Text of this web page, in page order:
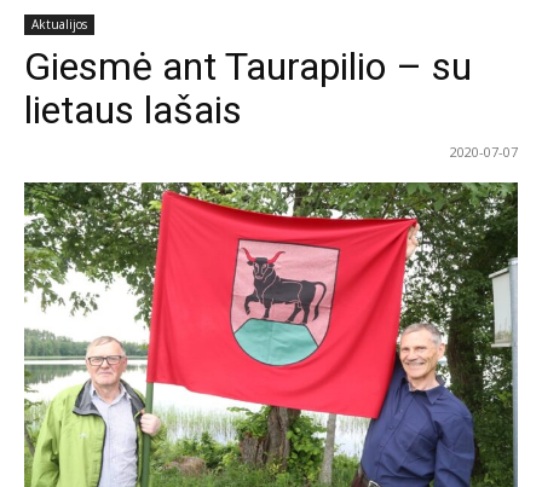
Aktualijos
Giesmė ant Taurapilio – su
lietaus lašais
2020-07-07